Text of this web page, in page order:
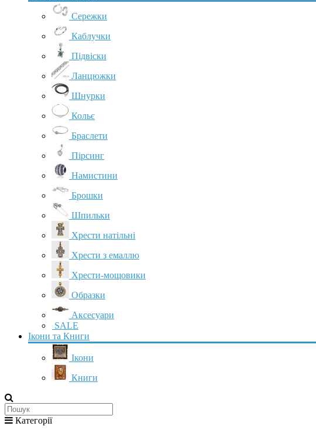
Сережки
Каблучки
Підвіски
Ланцюжки
Шнурки
Кольє
Браслети
Пірсинг
Намистини
Брошки
Шпильки
Хрести натільні
Хрести з емаллю
Хрести-мощовики
Образки
Аксесуари
SALE
Ікони та Книги
Ікони
Книги
Категорії